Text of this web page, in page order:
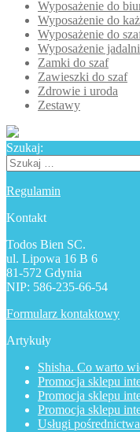
Wyposażenie do
Wyposażenie do
Wyposażenie do
Wyposażenie jadalni
Zamki do szaf
Zawieszki do szaf
Zdrowie i uroda
Zestawy
Szukaj:
Szukaj:
Regulamin
Kontakt
Todos Bien SC.
ul. Lipowa 16 B 6
81-572 Gdynia
NIP: 586-235-66-54
Formularz kontaktowy
Artykuły
Shisha. Co warto
Promocja sklepu
Promocja sklepu
Promocja sklepu
Usługi